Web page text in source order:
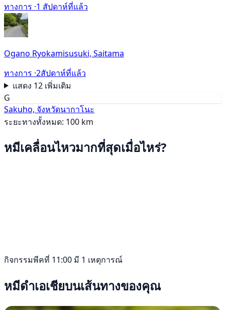
ทางการ ·1 สัปดาห์ที่แล้ว
Ogano Ryokamisusuki, Saitama
ทางการ ·2สัปดาห์ที่แล้ว
แสดง 12 เพิ่มเติม
G
Sakuho, จังหวัดนากาโนะ
ระยะทางทั้งหมด: 100 km
หมีเคลื่อนไหวมากที่สุดเมื่อไหร่?
กิจกรรมพีคที่ 11:00 มี 1 เหตุการณ์
หมีดำเอเชียบนเส้นทางของคุณ